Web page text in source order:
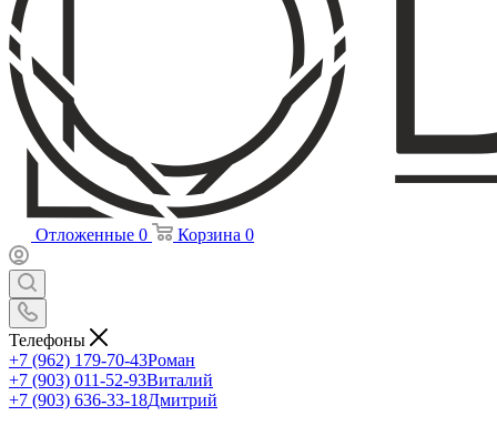
Отложенные 0 Корзина 0
Телефоны
+7 (962) 179-70-43Роман
+7 (903) 011-52-93Виталий
+7 (903) 636-33-18Дмитрий